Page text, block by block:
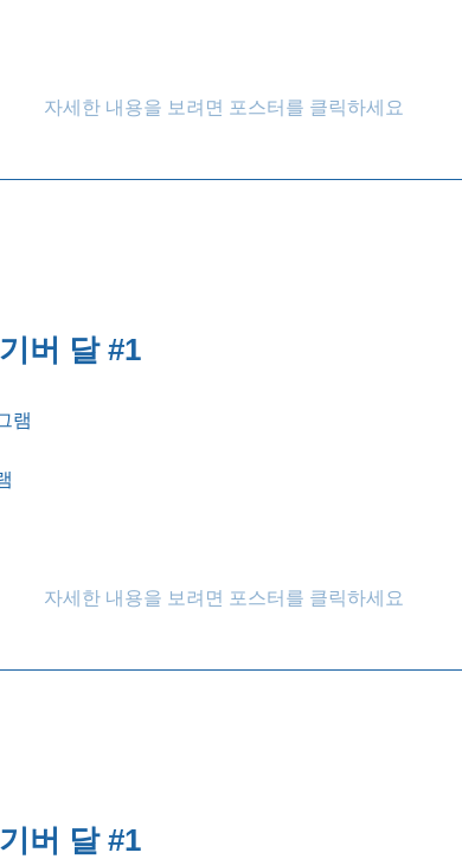
자세한 내용을 보려면 포스터를 클릭하세요
버 달 #1
램
자세한 내용을 보려면 포스터를 클릭하세요
버 달 #1